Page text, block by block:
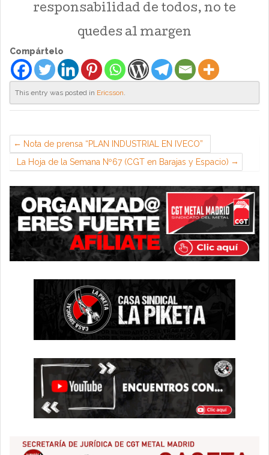
responsabilidad de todos, no te
quedes al margen
Compártelo
This entry was posted in Ericsson.
Nota de prensa “PLAN INDUSTRIAL EN IVECO”
La Hoja de la Semana Nº67 (CGT en Barajas y Espacio)